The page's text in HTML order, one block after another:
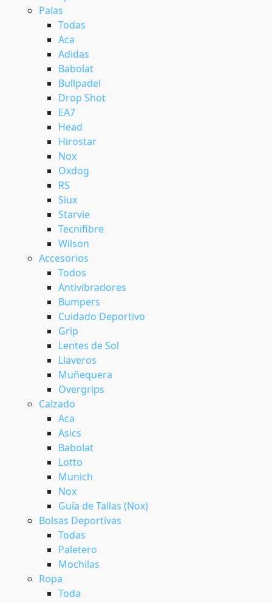
Palas
Todas
Aca
Adidas
Babolat
Bullpadel
Drop Shot
EA7
Head
Hirostar
Nox
Oxdog
RS
Siux
Starvie
Tecnifibre
Wilson
Accesorios
Todos
Antivibradores
Bumpers
Cuidado Deportivo
Grip
Lentes de Sol
Llaveros
Muñequera
Overgrips
Calzado
Aca
Asics
Babolat
Lotto
Munich
Nox
Guía de Tallas (Nox)
Bolsas Deportivas
Todas
Paletero
Mochilas
Ropa
Toda